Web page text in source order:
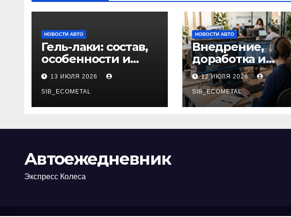
НОВОСТИ АВТО
Гель-лаки: состав,
особенности и
применение в
маникюре
13 ИЮЛЯ 2026
SIB_ECOMETAL
НОВОСТИ АВТО
Внедрение,
доработка и
сопровождение
решений на
платформе 1С
12 ИЮЛЯ 2026
SIB_ECOMETAL
Автоежедневник
Экспресс Колеса